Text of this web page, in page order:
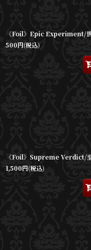
《Foil》Epic Experiment/
500円(税込)
《Foil》Supreme Verdict/
1,500円(税込)